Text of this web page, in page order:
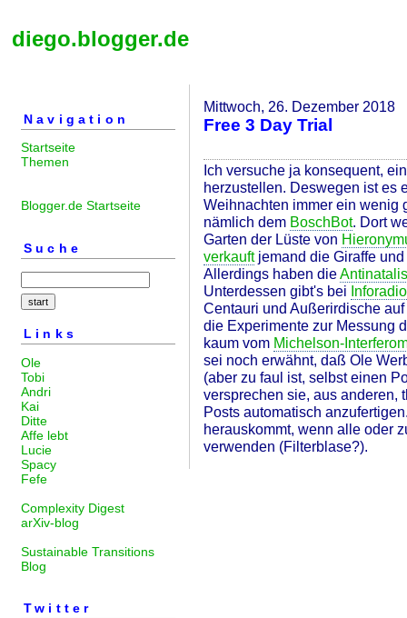
diego.blogger.de
Navigation
Startseite
Themen
Blogger.de Startseite
Suche
Links
Ole
Tobi
Andri
Kai
Ditte
Affe lebt
Lucie
Spacy
Fefe
Complexity Digest
arXiv-blog
Sustainable Transitions
Blog
Twitter
Mittwoch, 26. Dezember 2018
Free 3 Day Trial
Ich versuche ja konsequent,
herzustellen. Deswegen ist es
Weihnachten immer ein wenig
nämlich dem BoschBot. Dort
Garten der Lüste von
verkauftjemand die Giraffe
Allerdings haben die
Unterdessen gibt's bei Inforadio
Centauri und Außerirdische
die Experimente zur Messung
kaum vom Michelson-
sei noch erwähnt, daß Ole
(aber zu faul ist, selbst einen
versprechen sie, aus anderen,
Posts automatisch
herauskommt, wenn alle oder
verwenden (Filterblase?).